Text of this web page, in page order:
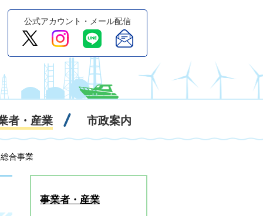
公式アカウント・メール配信
者・産業 市政案内
合事業
事業者・産業